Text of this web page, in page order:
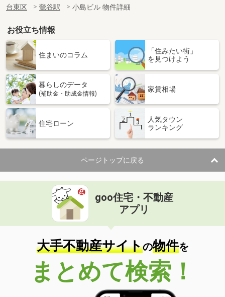
台東区
鶯谷駅 小島ビル 物件詳細
お役立ち情報
住まいのコラム
「住みたい街」
を見つけよう
暮らしのデータ
(補助金・助成金情報)
家賃相場
住宅ローン
人気タウン
ランキング
ページトップに戻る
goo住宅・不動産
アプリ
大手不動産サイトの物件を
まとめて検索！